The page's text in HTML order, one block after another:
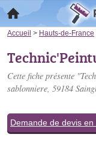
Accueil > Hauts-de-France
Cette fiche présente
sablonniere, 59184
Demande de devis en